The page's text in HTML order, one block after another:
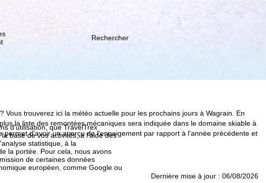
d'utilisation, que TravelTrex
base de vos activités, à l'aide des
statistique, à la
la portée. Pour cela, nous avons
de certaines données
européen, comme Google ou
Rechercher
trouverez ici la météo actuelle pour les prochains jours à Wagrain. En
la liste des remontées mécaniques sera indiquée dans le domaine skiable à
d'avoir un aperçu de l'enneigement par rapport à l'année précédente et
Dernière mise à jour : 06/08/2026